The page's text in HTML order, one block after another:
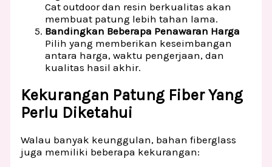
Cat outdoor dan resin berkualitas akan
membuat patung lebih tahan lama.
Bandingkan Beberapa Penawaran Harga
Pilih yang memberikan keseimbangan
antara harga, waktu pengerjaan, dan
kualitas hasil akhir.
Kekurangan Patung Fiber Yang
Perlu Diketahui
Walau banyak keunggulan, bahan fiberglass
juga memiliki beberapa kekurangan: